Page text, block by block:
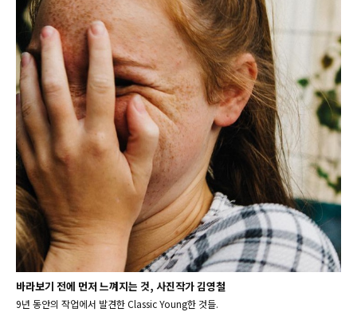
바라보기 전에 먼저 느껴지는 것, 사진작가 김영철
9년 동안의 작업에서 발견한 Classic Young한 것들.